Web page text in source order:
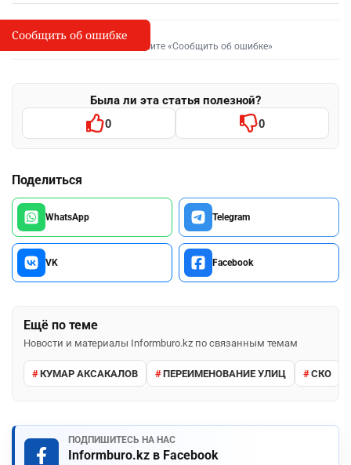
I
Сообщить об опечатке
Выделите фрагмент и нажмите «Сообщить об ошибке»
Была ли эта статья полезной?
0 0
Поделиться
WhatsApp Telegram
VK Facebook
Ещё по теме
Новости и материалы Informburo.kz по связанным темам
КУМАР АКСАКАЛОВ ПЕРЕИМЕНОВАНИЕ УЛИЦ СКО
ПОДПИШИТЕСЬ НА НАС
Informburo.kz в Facebook
Сообщить об ошибке